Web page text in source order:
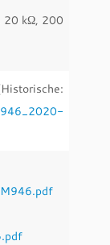
20 kΩ, 200